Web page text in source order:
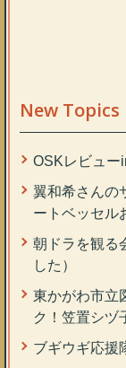
New Topics
OSKレビュー
翼和希さん
ートベッセル
朝ドラを観る
した）
東かがわ市立
ク！笠置シヅ
ブギウギ応